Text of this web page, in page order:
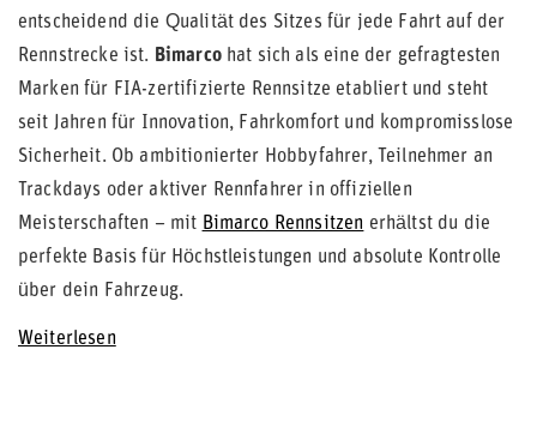
entscheidend die Qualität des Sitzes für jede Fahrt auf der
Rennstrecke ist. Bimarcohat sich als eine der gefragtesten
Marken für FIA-zertifizierte Rennsitze etabliert und steht
seit Jahren für Innovation, Fahrkomfort und kompromisslose
Sicherheit. Ob ambitionierter Hobbyfahrer, Teilnehmer an
Trackdays oder aktiver Rennfahrer in offiziellen
Meisterschaften – mit Bimarco Rennsitzen erhältst du die
perfekte Basis für Höchstleistungen und absolute Kontrolle
über dein Fahrzeug.
Weiterlesen